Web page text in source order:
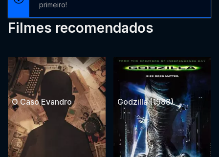
primeiro!
Filmes recomendados
O Caso Evandro Godzilla (1988)